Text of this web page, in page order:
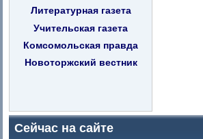
Литературная газета
Учительская газета
Комсомольская правда
Новоторжский вестник
Сейчас на сайте